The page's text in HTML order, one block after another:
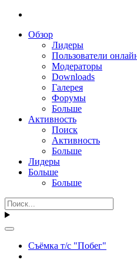
Обзор
Лидеры
Пользователи
Модераторы
Downloads
Галерея
Форумы
Больше
Активность
Поиск
Активность
Больше
Лидеры
Больше
Больше
Съёмка т/с "Побег"